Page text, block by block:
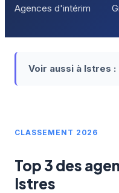
Agences d'intérim
Voir aussi à Istres :
CLASSEMENT 2026
Top 3 des
Istres